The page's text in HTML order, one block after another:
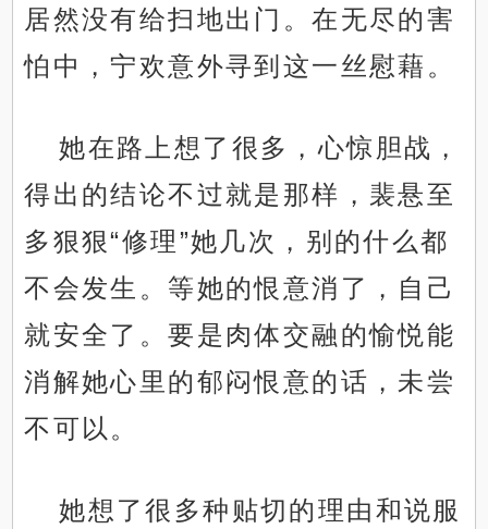
居然没有给扫地出门。在无尽的害
怕中，宁欢意外寻到这一丝慰藉。
她在路上想了很多，心惊胆战，
得出的结论不过就是那样，裴悬至
多狠狠“修理”她几次，别的什么都
不会发生。等她的恨意消了，自己
就安全了。要是肉体交融的愉悦能
消解她心里的郁闷恨意的话，未尝
不可以。
她想了很多种贴切的理由和说服